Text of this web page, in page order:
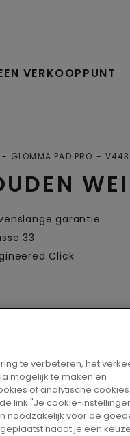
VERKOOPPUNT
lightbox
GLOMMA PAD PRO
garantie
33
Click
EEN
deze vloer graag in
Geen
in de buurt.
te verbeteren, het
mogelijk te maken en
of analytische cookies
link "Je cookie-
noodzakelijk voor de
nadat je een